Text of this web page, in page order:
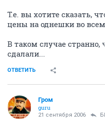
Т.е. вы хотите сказать,
цены на однешки во
В таком случае странно,
сдалали...
ОТВЕТИТЬ
Гром
guru
21 сентября 2006